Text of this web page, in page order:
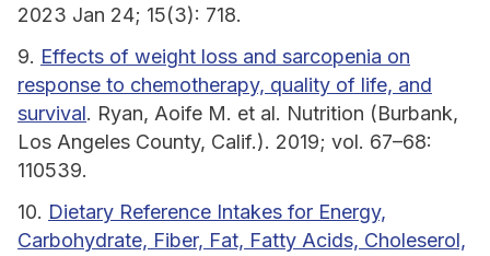
2023 Jan 24; 15(3): 718.
9. Effects of weight loss and sarcopenia on
response to chemotherapy, quality of life, and
survival. Ryan, Aoife M. et al. Nutrition (Burbank,
Los Angeles County, Calif.). 2019; vol. 67–68:
110539.
10. Dietary Reference Intakes for Energy,
Carbohydrate, Fiber, Fat, Fatty Acids, Choleserol,